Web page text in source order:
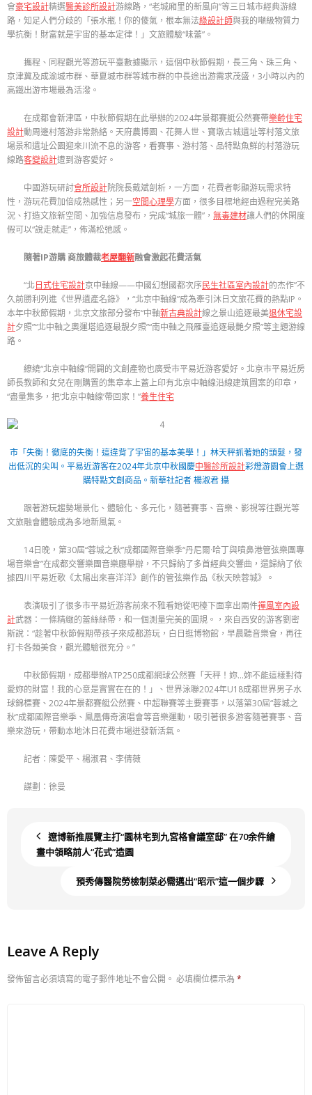
會豪宅設計精選醫美診所設計游線路，“老城廂里的新風向”等三日城市經典游線
路，知足人們分歧的「張水瓶！你的傻氣，根本無法綠設計師與我的噸級物質力
學抗衡！財富就是宇宙的基本定律！」文旅體驗“味蕾”。
攜程、同程觀光等游玩平臺數據顯示，這個中秋節假期，長三角、珠三角、
京津冀及成渝城市群、華夏城市群等城市群的中長途出游需求茂盛，3小時以內的
高鐵出游市場最為活潑。
在成都會新津區，中秋節假期在此舉辦的2024年景都賽艇公然賽帶樂齡住宅
設計動周邊村落游非常熱絡。天府農博園、花舞人世、寶墩古城遺址等村落文旅
場景和遺址公園迎來川流不息的游客，看賽事、游村落、品特點魚鮮的村落游玩
線路客變設計遭到游客愛好。
中國游玩研討會所設計院院長戴斌剖析，一方面，花費者彰顯游玩需求特
性，游玩花費加倍成熟感性；另一空間心理學方面，很多目標地經由過程完美路
況、打造文旅新空間、加強信息發布，完成“城旅一體”， 無毒建材讓人們的休閑度
假可以“說走就走”，佈滿松弛感。
隨著IP游購 商旅體裁老屋翻新融會激起花費活氣
“北日式住宅設計京中軸線——中國幻想國都次序民生社區室內設計的杰作”不
久前勝利列進《世界遺產名錄》，“北京中軸線”成為牽引沐日文旅花費的熱點IP。
本年中秋節假期，北京文旅部分發布“中軸新古典設計線之景山追逐最美退休宅設
計夕照”“北中軸之奧運塔追逐最靚夕照”“南中軸之飛雁臺追逐最艷夕照”等主題游線
路。
繚繞“北京中軸線”開闢的文創產物也廣受市平易近游客愛好。北京市平易近房
師長教師和女兒在剛購置的集章本上蓋上印有北京中軸線沿線建筑圖案的印章，
“盡量集多，把‘北京中軸線’帶回家！”養生住宅
市「失衡！徹底的失衡！這違背了宇宙的基本美學！」林天秤抓著她的頭髮，發
出低沉的尖叫。平易近游客在2024年北京中秋國慶中醫診所設計彩燈游園會上選
購特點文創商品。新華社記者 楊淑君 攝
跟著游玩趨勢場景化、體驗化、多元化，隨著賽事、音樂、影視等往觀光等
文旅融會體驗成為多地新風氣。
14日晚，第30屆“蓉城之秋”成都國際音樂季“丹尼爾·哈丁與噴鼻港管弦樂團專
場音樂會”在成都交響樂團音樂廳舉辦，不只歸納了多首經典交響曲，還歸納了依
據四川平易近歌《太陽出來喜洋洋》創作的管弦樂作品《秋天映蓉城》。
表演吸引了很多市平易近游客前來不雅看她從吧檯下面拿出兩件禪風室內設
計武器：一條精緻的蕾絲絲帶，和一個測量完美的圓規。，來自西安的游客劉密
斯說：“趁著中秋節假期帶孩子來成都游玩，白日逛博物館，早晨聽音樂會，再往
打卡各類美食，觀光體驗很充分。”
中秋節假期，成都舉辦ATP250成都網球公然賽「天秤！妳…妳不能這樣對待
愛妳的財富！我的心意是實實在在的！」、世界泳聯2024年U18成都世界男子水
球錦標賽、2024年景都賽艇公然賽、中超聯賽等主要賽事，以落第30屆“蓉城之
秋”成都國際音樂季、鳳凰傳奇演唱會等音樂運動，吸引著很多游客隨著賽事、音
樂來游玩，帶動本地沐日花費市場迸發新活氣。
記者：陳愛平、楊淑君、李倩薇
謀劃：徐曼
遼博新推展覽主打“園林宅到九宮格會議室邸” 在70余件繪
畫中領略前人“花式”造園
預秀傳醫院勞檢制菜必需邁出“昭示”這一個步驟
Leave A Reply
發佈留言必須填寫的電子郵件地址不會公開。 必填欄位標示為 *